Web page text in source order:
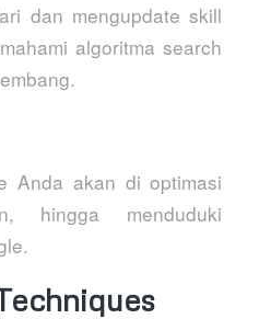
dan mengupdate skill
algoritma search
Anda akan di optimasi
hingga menduduki